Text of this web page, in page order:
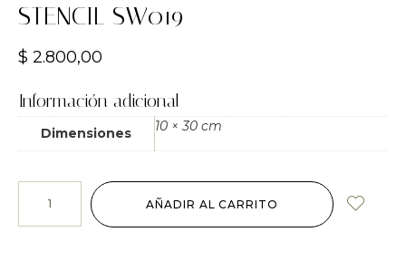
STENCIL SW019
$ 2.800,00
Información adicional
Dimensiones 10 × 30 cm
AÑADIR AL CARRITO